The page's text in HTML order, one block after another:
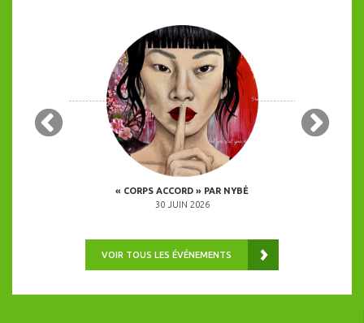
« CORPS ACCORD » PAR NYBÉ
30 JUIN 2026
VOIR TOUS LES ÉVÉNEMENTS